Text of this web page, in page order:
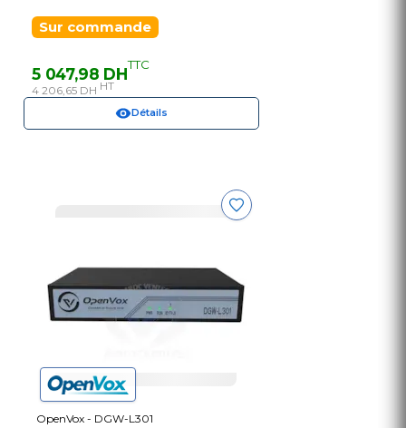
Sur commande
5 047,98 DHTTC
4 206,65 DH HT
Détails
OpenVox - DGW-L301